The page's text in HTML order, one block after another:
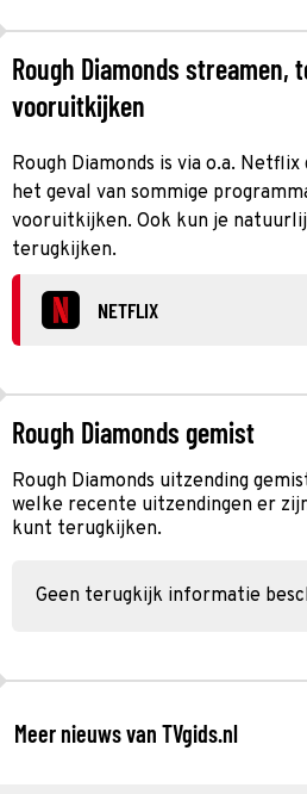
Rough Diamonds streamen,
vooruitkijken
Rough Diamonds is via o.a.
het geval van sommige
vooruitkijken. Ook kun je
terugkijken.
NETFLIX
Rough Diamonds gemist
Rough Diamonds uitzending
welke recente uitzendingen er
kunt terugkijken.
Geen terugkijk informatie
Meer nieuws van TVgids.nl